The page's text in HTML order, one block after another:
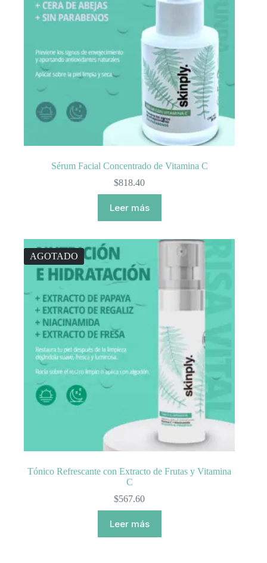
Sérum Facial Concentrado de Vitamina C
$818.40
Leer más
AGOTADO
Tónico Refrescante con Extracto de Frutas y Vitamina
C
$567.60
Leer más